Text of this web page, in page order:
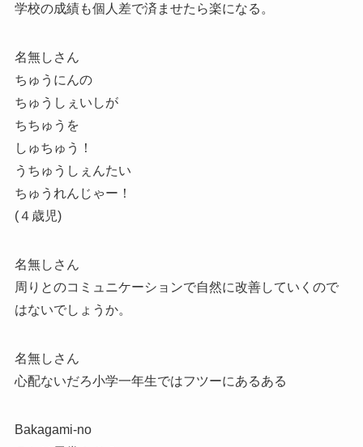
学校の成績も個人差で済ませたら楽になる。
名無しさん
ちゅうにんの
ちゅうしぇいしが
ちちゅうを
しゅちゅう！
うちゅうしぇんたい
ちゅうれんじゃー！
(４歳児)
名無しさん
周りとのコミュニケーションで自然に改善していくので
はないでしょうか。
名無しさん
心配ないだろ小学一年生ではフツーにあるある
Bakagami-no